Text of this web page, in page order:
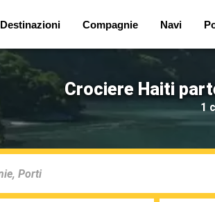
Destinazioni Compagnie Navi
Crociere Haiti
1